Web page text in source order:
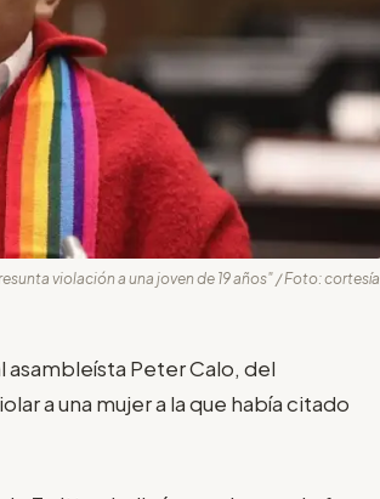
violación a una joven de 19 años" / Foto: cortesía
Peter Calo, del
a una mujer a la que había citado